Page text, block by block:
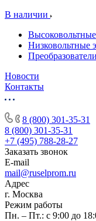
В наличии
Низковольтные
Новости
Контакты
8 (800) 301-35-31
8 (800) 301-35-31
+7 (495) 788-28-27
Заказать звонок
E-mail
mail@ruselprom.ru
Адрес
г. Москва
Режим работы
Пн. – Пт.: с 9:00 до